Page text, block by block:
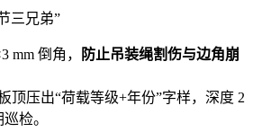
三兄弟”
mm 倒角，
防止吊装绳割伤与边角崩
顶压出“荷载等级+年份”字样，深度 2
检。